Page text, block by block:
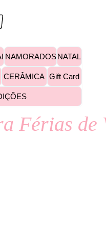
NAMORADOSNATAL
CERÂMICA Gift Card